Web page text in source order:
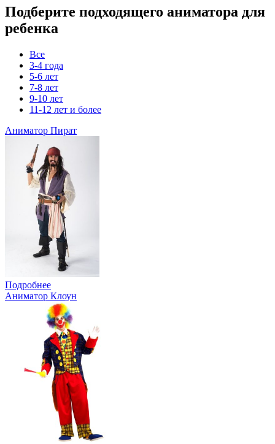
Подберите подходящего аниматора для
ребенка
Все
3-4 года
5-6 лет
7-8 лет
9-10 лет
11-12 лет и более
Аниматор Пират
Подробнее
Аниматор Клоун